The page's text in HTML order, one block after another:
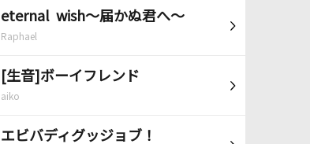
eternal wish～届かぬ君へ～
Raphael
[生音]ボーイフレンド
aiko
エビバディグッジョブ！